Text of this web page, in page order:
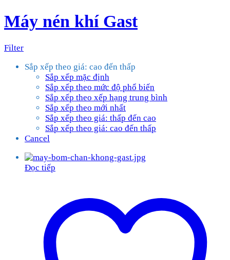
Máy nén khí Gast
Filter
Sắp xếp theo giá: cao đến thấp
Sắp xếp mặc định
Sắp xếp theo mức độ phổ biến
Sắp xếp theo xếp hạng trung bình
Sắp xếp theo mới nhất
Sắp xếp theo giá: thấp đến cao
Sắp xếp theo giá: cao đến thấp
Cancel
Đọc tiếp